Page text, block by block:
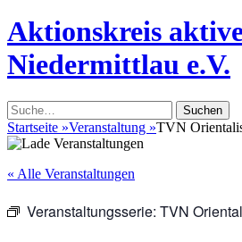
Aktionskreis
Niedermittlau e.V.
Suche
nach:
Startseite »Veranstaltung »TVN
« Alle Veranstaltungen
Veranstaltungsserie: TVN